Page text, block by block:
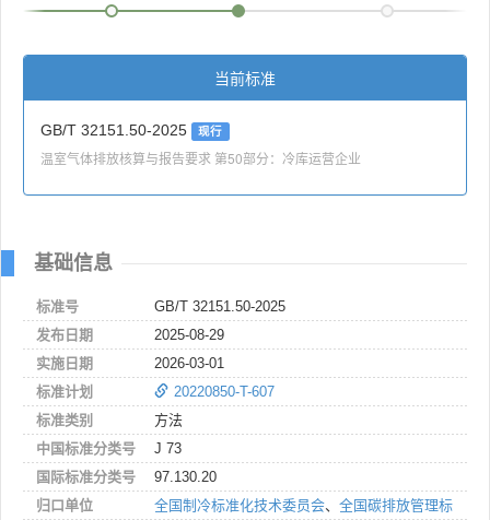
当前标准
GB/T 32151.50-2025 现行
温室气体排放核算与报告要求 第50部分：冷库运营企业
基础信息
标准号
GB/T 32151.50-2025
发布日期
2025-08-29
实施日期
2026-03-01
标准计划
20220850-T-607
标准类别
方法
中国标准分类号
J 73
国际标准分类号
97.130.20
归口单位
全国制冷标准化技术委员会、 全国碳排放管理标